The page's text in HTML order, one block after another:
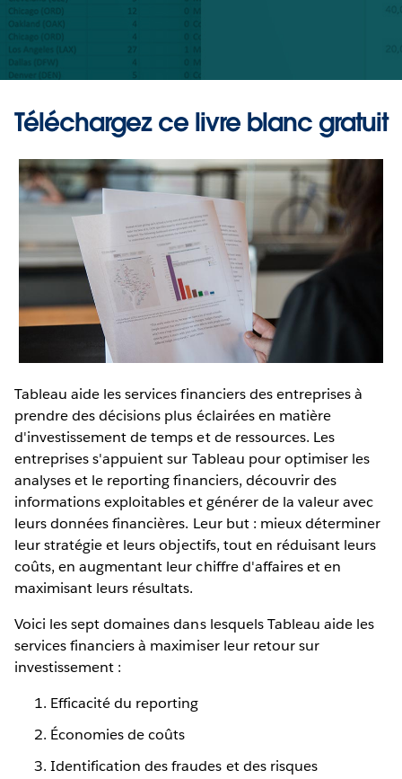
Téléchargez ce livre blanc gratuit
Tableau aide les services financiers des entreprises à
prendre des décisions plus éclairées en matière
d'investissement de temps et de ressources. Les
entreprises s'appuient sur Tableau pour optimiser les
analyses et le reporting financiers, découvrir des
informations exploitables et générer de la valeur avec
leurs données financières. Leur but : mieux déterminer
leur stratégie et leurs objectifs, tout en réduisant leurs
coûts, en augmentant leur chiffre d'affaires et en
maximisant leurs résultats.
Voici les sept domaines dans lesquels Tableau aide les
services financiers à maximiser leur retour sur
investissement :
Efficacité du reporting
Économies de coûts
Identification des fraudes et des risques